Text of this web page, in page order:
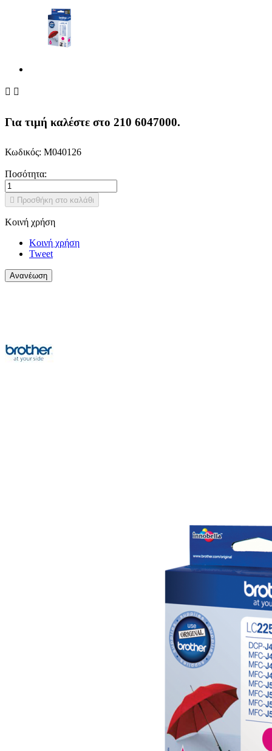
 
Για τιμή καλέστε στο 210 6047000.
Κωδικός: M040126
Ποσότητα:
 Προσθήκη στο καλάθι
Κοινή χρήση
Κοινή χρήση
Tweet